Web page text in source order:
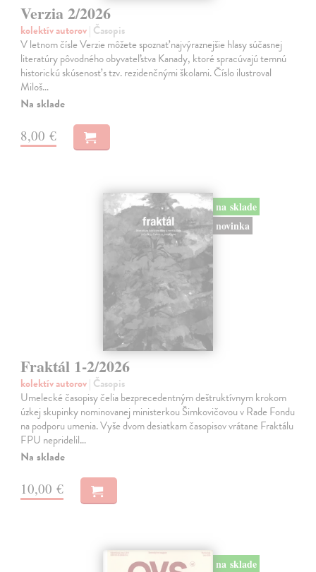
Verzia 2/2026
kolektív autorov| Časopis
V letnom čísle Verzie môžete spoznať najvýraznejšie hlasy súčasnej
literatúry pôvodného obyvateľstva Kanady, ktoré spracúvajú temnú
historickú skúsenosť s tzv. rezidenčnými školami. Číslo ilustroval
Miloš…
Na sklade
8,00 €
na sklade
novinka
Fraktál 1-2/2026
kolektív autorov| Časopis
Umelecké časopisy čelia bezprecedentným deštruktívnym krokom
úzkej skupinky nominovanej ministerkou Šimkovičovou v Rade Fondu
na podporu umenia. Vyše dvom desiatkam časopisov vrátane Fraktálu
FPU nepridelil…
Na sklade
10,00 €
na sklade